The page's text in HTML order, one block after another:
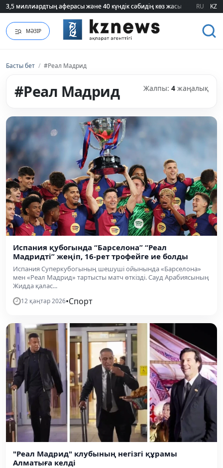
3,5 миллиардтың аферасы және 40 күндік сәбидің көз жасы:
3,5 миллиардтың аферасы және 40 күндік сәбидің көз жасы: RU KZ
МӘЗІР
Басты бет / #Реал Мадрид
#Реал Мадрид Жалпы: 4 жаңалық
Испания қубогында “Барселона” “Реал
Мадридті” жеңіп, 16-рет трофейге ие болды
Испания Суперкубогының шешуші ойынында «Барселона»
мен «Реал Мадрид» тартысты матч өткізді. Сауд Арабиясының
Жидда қалас...
12 қаңтар 2026•Спорт
"Реал Мадрид" клубының негізгі құрамы
Алматыға келді